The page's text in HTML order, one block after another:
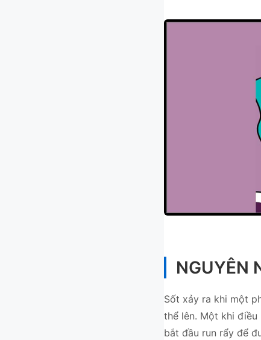
NGUYÊN
Sốt xảy ra khi một
thể lên. Một khi điều
bắt đầu run rẩy để